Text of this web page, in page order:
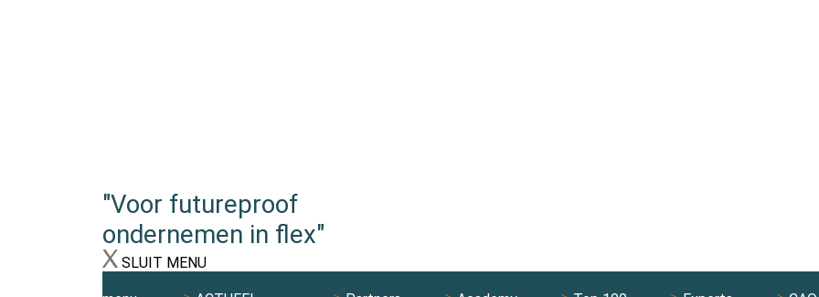
"Voor futureproof
ondernemen in flex"
SLUIT MENU